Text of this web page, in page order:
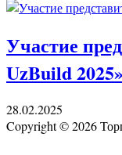
Участие
UzBuild
28.02.2025
Copyright © 2026